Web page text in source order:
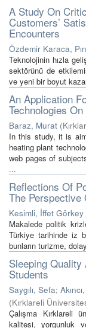
A Study On
Customers’
Encounters
Özdemir Karaca,
Teknolojinin hızla
sektörünü de
ve yeni bir boyut
An Application
Technologies
Baraz, Murat (
In this study, it is
heating plant
web pages of
...
Reflections Of
The Perspective
Kesimli, İffet Görkey
Makalede politik
Türkiye tarihinde iz
bunların turizme,
Sleeping
Students
Saygılı, Sefa;
(Kırklareli
Çalışma Kırklareli
kalitesi, yorgunluk